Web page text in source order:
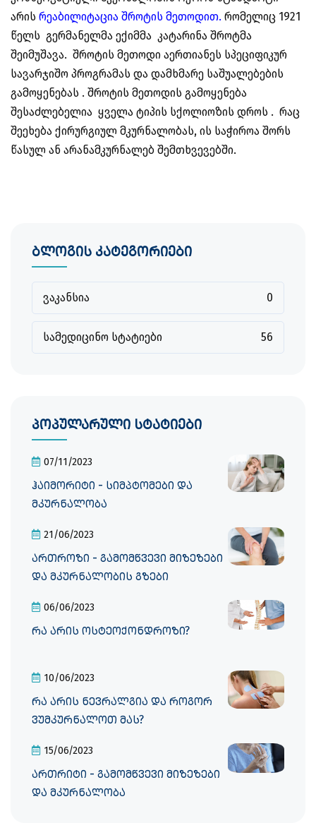
არის რეაბილიტაცია შროტის მეთოდით. რომელიც 1921
წელს გერმანელმა ექიმმა კატარინა შროტმა
შეიმუშავა. შროტის მეთოდი აერთიანეს სპეციფიკურ
სავარჯიშო პროგრამას და დამხმარე საშუალებების
გამოყენებას . შროტის მეთოდის გამოყენება
შესაძლებელია ყველა ტიპის სქოლიოზის დროს . რაც
შეეხება ქირურგიულ მკურნალობას, ის საჭიროა შორს
წასულ ან არანამკურნალებ შემთხვევებში.
ბლოგის კატეგორიები
ვაკანსია 0
სამედიცინო სტატიები 56
პოპულარული სტატიები
07/11/2023
ჰაიმორიტი - სიმპტომები და
მკურნალობა
21/06/2023
ართროზი - გამომწვევი მიზეზები
და მკურნალობის გზები
06/06/2023
რა არის ოსტეოქონდროზი?
10/06/2023
რა არის ნევრალგია და როგორ
ვუმკურნალოთ მას?
15/06/2023
ართრიტი - გამომწვევი მიზეზები
და მკურნალობა